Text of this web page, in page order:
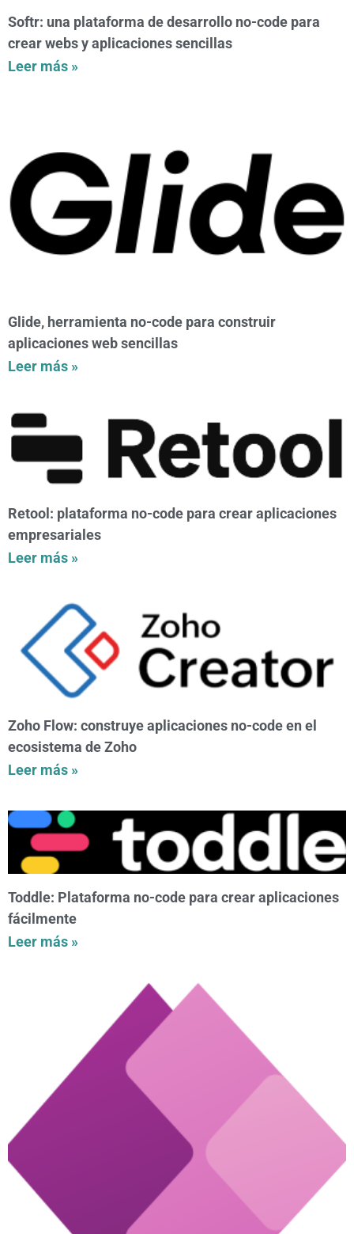
Softr: una plataforma de desarrollo no-code para
crear webs y aplicaciones sencillas
Leer más »
Glide, herramienta no-code para construir
aplicaciones web sencillas
Leer más »
Retool: plataforma no-code para crear aplicaciones
empresariales
Leer más »
Zoho Flow: construye aplicaciones no-code en el
ecosistema de Zoho
Leer más »
Toddle: Plataforma no-code para crear aplicaciones
fácilmente
Leer más »